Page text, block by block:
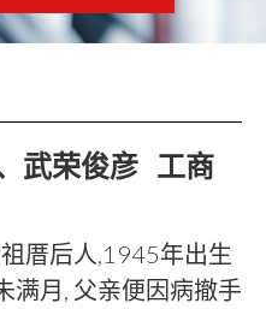
武荣俊彦 工商
厝后人,1945年出生
满月, 父亲便因病撤手